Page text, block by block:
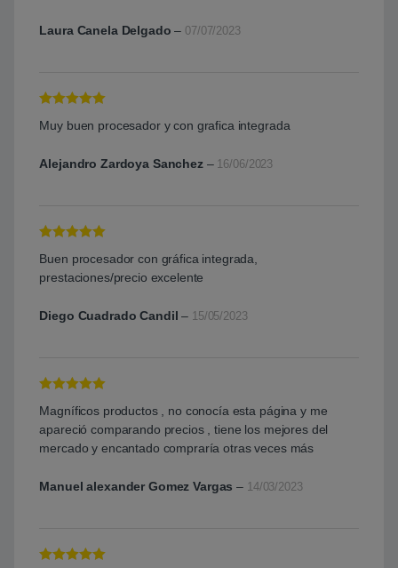
Laura Canela Delgado – 07/07/2023
5de 5
Muy buen procesador y con grafica integrada
Alejandro Zardoya Sanchez – 16/06/2023
5de 5
Buen procesador con gráfica integrada,
prestaciones/precio excelente
Diego Cuadrado Candil – 15/05/2023
5de 5
Magníficos productos , no conocía esta página y me
apareció comparando precios , tiene los mejores del
mercado y encantado compraría otras veces más
Manuel alexander Gomez Vargas – 14/03/2023